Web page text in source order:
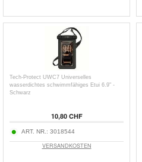
Tech-Protect UWC7 Universelles
wasserdichtes schwimmfähiges Etui 6.9" -
Schwarz
10,80 CHF
ART. NR.: 3018544
VERSANDKOSTEN